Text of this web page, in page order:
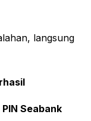
langsung
Seabank